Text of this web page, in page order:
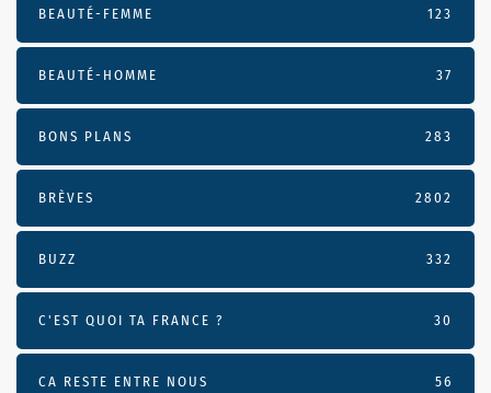
BEAUTÉ-FEMME 123
BEAUTÉ-HOMME 37
BONS PLANS 283
BRÈVES 2802
BUZZ 332
C'EST QUOI TA FRANCE ? 30
CA RESTE ENTRE NOUS 56